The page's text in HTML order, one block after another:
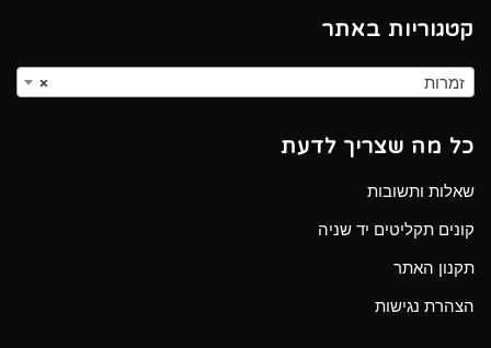
קטגוריות באתר
× זמרות
כל מה שצריך לדעת
שאלות ותשובות
קונים תקליטים יד שניה
תקנון האתר
הצהרת נגישות